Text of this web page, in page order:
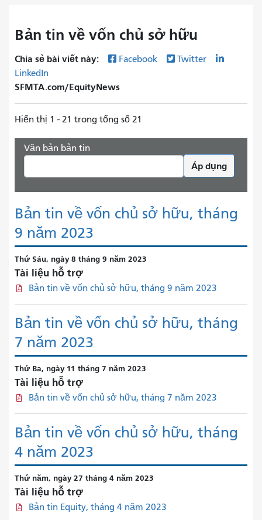
Bản tin về vốn chủ sở hữu
Chia sẻ bài viết này: Facebook
Twitter
LinkedIn
SFMTA.com/EquityNews
Hiển thị 1 - 21 trong tổng số 21
Văn bản bản tin
Áp dụng
Bản tin về vốn chủ sở hữu, tháng
9 năm 2023
Thứ Sáu, ngày 8 tháng 9 năm 2023
Tài liệu hỗ trợ
Bản tin về vốn chủ sở hữu, tháng 9 năm 2023
Bản tin về vốn chủ sở hữu, tháng
7 năm 2023
Thứ Ba, ngày 11 tháng 7 năm 2023
Tài liệu hỗ trợ
Bản tin về vốn chủ sở hữu, tháng 7 năm 2023
Bản tin về vốn chủ sở hữu, tháng
4 năm 2023
Thứ năm, ngày 27 tháng 4 năm 2023
Tài liệu hỗ trợ
Bản tin Equity, tháng 4 năm 2023